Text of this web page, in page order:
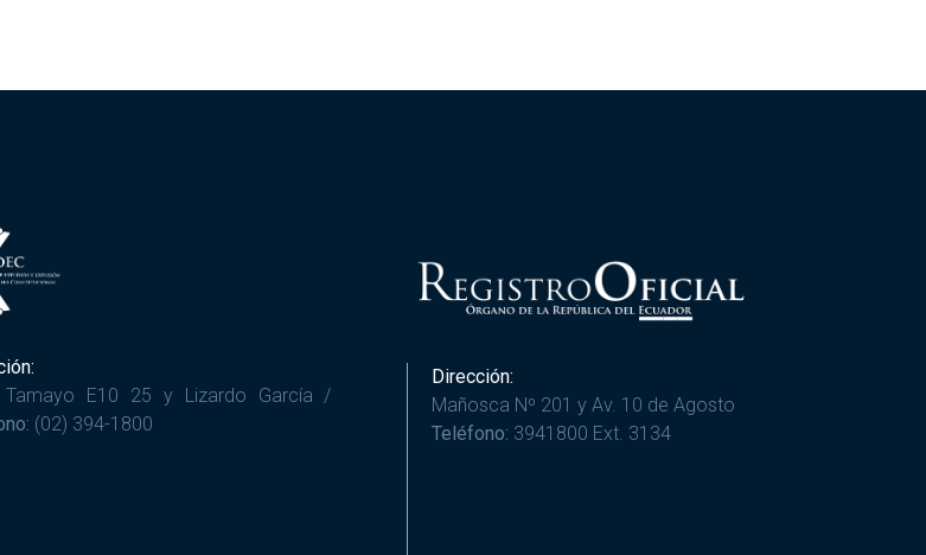
Tamayo E10 25 y Lizardo García /
(02) 394-1800
Dirección:
Mañosca Nº 201 y Av. 10 de Agosto
Teléfono: 3941800 Ext. 3134